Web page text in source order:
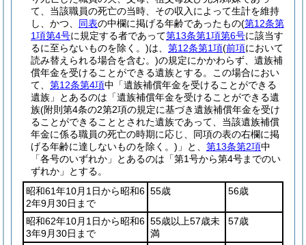
て、当該職員の死亡の当時、その収入によって生計を維持
し、かつ、 同表の中欄に掲げる年齢であったもの(第12条第
1項第4号に規定する者であって第13条第1項第6号に該当す
るに至らないものを除く。)は、 第12条第1項(前項において
読み替えられる場合を含む。)の規定にかかわらず、遺族補
償年金を受けることができる遺族とする。
この場合におい
て、 第12条第4項中「遺族補償年金を受けることができる
遺族」とあるのは「遺族補償年金を受けることができる遺
族(附則第4条の2第2項の規定に基づき遺族補償年金を受け
ることができることとされた遺族であって、当該遺族補償
年金に係る職員の死亡の時期に応じ、同項の表の右欄に掲
げる年齢に達しないものを除く。) 」と、 第13条第2項中
「各号のいずれか」とあるのは「第1号から第4号までのい
ずれか」とする。
昭和61年10月1日から昭和6
2年9月30日まで
55歳 56歳
昭和62年10月1日から昭和6
3年9月30日まで
55歳以上57歳未
満
57歳